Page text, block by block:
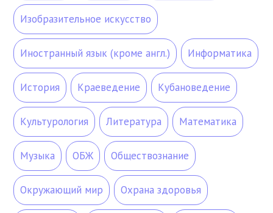
Изобразительное искусство
Иностранный язык (кроме англ.) Информатика
История Краеведение Кубановедение
Культурология Литература Математика
Музыка ОБЖ Обществознание
Окружающий мир Охрана здоровья